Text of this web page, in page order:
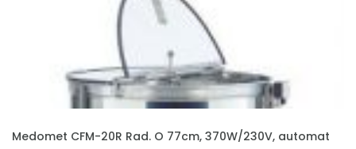
VLOŽIT DO KOŠÍKU
Medomet CFM-20R Rad. O 77cm, 370W/230V, automat